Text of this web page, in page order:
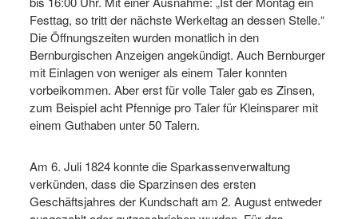
Festtag, so tritt der nächste Werkeltag an dessen Stelle.“
Die Öffnungszeiten wurden monatlich in den
Bernburgischen Anzeigen angekündigt. Auch Bernburger
mit Einlagen von weniger als einem Taler konnten
vorbeikommen. Aber erst für volle Taler gab es Zinsen,
zum Beispiel acht Pfennige pro Taler für Kleinsparer mit
einem Guthaben unter 50 Talern.
Am 6. Juli 1824 konnte die Sparkassenverwaltung
verkünden, dass die Sparzinsen des ersten
Geschäftsjahres der Kundschaft am 2. August entweder